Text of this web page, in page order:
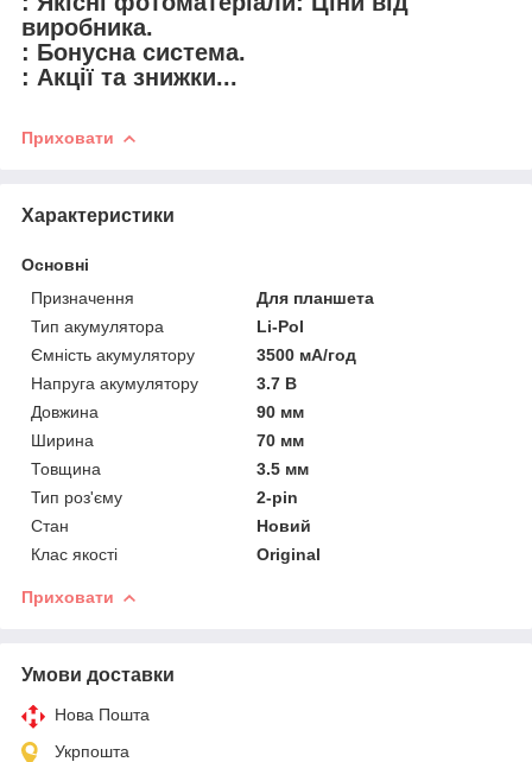
виробника.
: Бонусна система.
: Акції та знижки...
Приховати
Характеристики
Основні
Призначення
Для планшета
Тип акумулятора
Li-Pol
Ємність акумулятору
3500 мА/год
Напруга акумулятору
3.7 В
Довжина
90 мм
Ширина
70 мм
Товщина
3.5 мм
Тип роз'єму
2-pin
Стан
Новий
Клас якості
Original
Приховати
Умови доставки
Нова Пошта
Укрпошта